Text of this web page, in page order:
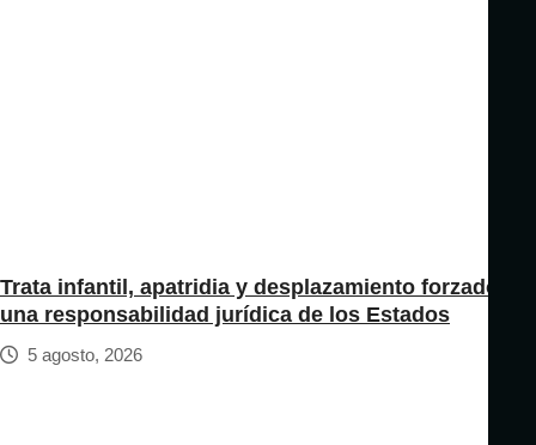
Trata infantil, apatridia y desplazamiento forzado:
una responsabilidad jurídica de los Estados
5 agosto, 2026